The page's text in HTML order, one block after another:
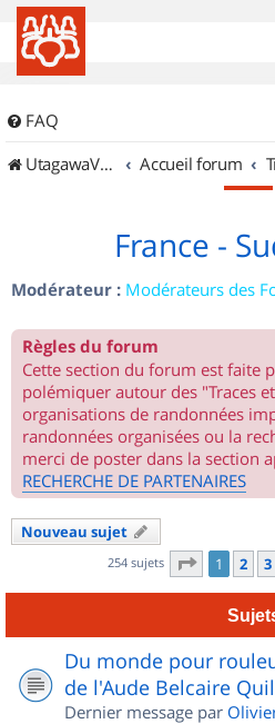
FAQ
UtagawaVTT (Randos VTT et VTTAE avec traces GPS)
Accueil forum
France -
Modérateur : Modérateurs des
Règles du forum
Cette section du forum est faite
polémiquer autour des "Traces
organisations de randonnées
randonnées organisées ou la
merci de poster dans la section
RECHERCHE DE PARTENAIRES
Nouveau sujet
254 sujets Page 1sur
1 2 3
Du monde pour
de l'Aude Belcaire
Dernier message par